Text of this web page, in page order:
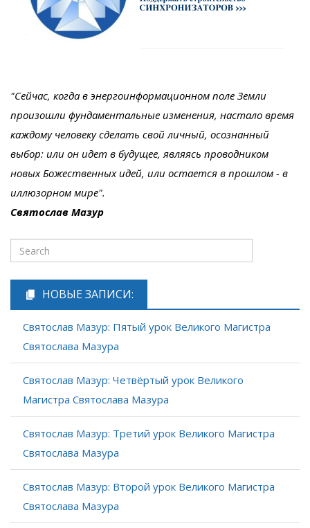
"Сейчас, когда в энергоинформационном поле Земли
произошли фундаментальные изменения, настало время
каждому человеку сделать свой личный, осознанный
выбор: или он идет в будущее, являясь проводником
новых Божественных идей, или остается в прошлом - в
иллюзорном мире".
Святослав Мазур
НОВЫЕ ЗАПИСИ:
Святослав Мазур: Пятый урок Великого Магистра
Святослава Мазура
Святослав Мазур: Четвёртый урок Великого
Магистра Святослава Мазура
Святослав Мазур: Третий урок Великого Магистра
Святослава Мазура
Святослав Мазур: Второй урок Великого Магистра
Святослава Мазура